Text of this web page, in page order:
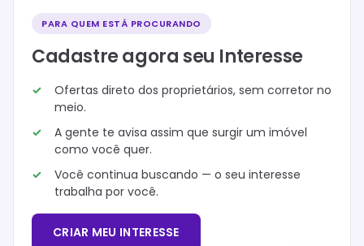
PARA QUEM ESTÁ PROCURANDO
Cadastre agora seu Interesse
Ofertas direto dos proprietários, sem corretor no
meio.
A gente te avisa assim que surgir um imóvel
como você quer.
Você continua buscando — o seu interesse
trabalha por você.
CRIAR MEU INTERESSE